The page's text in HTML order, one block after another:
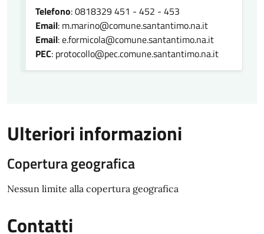
Telefono: 0818329 451 - 452 - 453
Email: m.marino@comune.santantimo.na.it
Email: e.formicola@comune.santantimo.na.it
PEC: protocollo@pec.comune.santantimo.na.it
Ulteriori informazioni
Copertura geografica
Nessun limite alla copertura geografica
Contatti